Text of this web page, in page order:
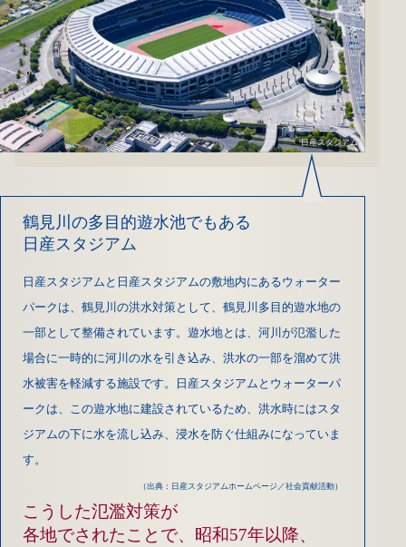
日産スタジアム
鶴見川の多目的遊水池でもある
日産スタジアム
日産スタジアムと日産スタジアムの敷地内にあるウォーター
パークは、鶴見川の洪水対策として、鶴見川多目的遊水地の
一部として整備されています。遊水地とは、河川が氾濫した
場合に一時的に河川の水を引き込み、洪水の一部を溜めて洪
水被害を軽減する施設です。日産スタジアムとウォーターパ
ークは、この遊水地に建設されているため、洪水時にはスタ
ジアムの下に水を流し込み、浸水を防ぐ仕組みになっていま
す。
（出典：日産スタジアムホームページ／社会貢献活動）
こうした氾濫対策が
各地でされたことで、 昭和57年以降、